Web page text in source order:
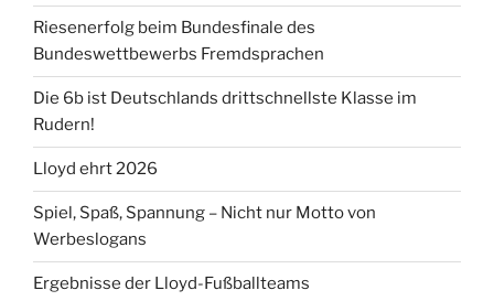
Riesenerfolg beim Bundesfinale des
Bundeswettbewerbs Fremdsprachen
Die 6b ist Deutschlands drittschnellste Klasse im
Rudern!
Lloyd ehrt 2026
Spiel, Spaß, Spannung – Nicht nur Motto von
Werbeslogans
Ergebnisse der Lloyd-Fußballteams